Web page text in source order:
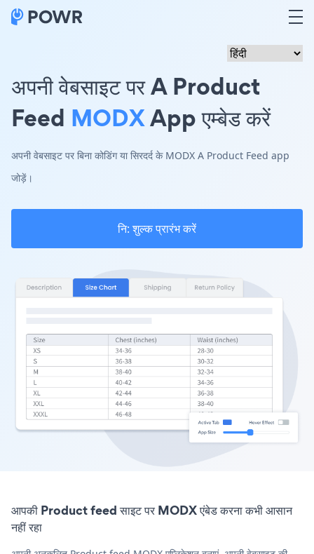
अपनी वेबसाइट पर A Product
Feed MODXApp एम्बेड करें
अपनी वेबसाइट पर बिना कोडिंग या सिरदर्द के MODX A Product Feed app
जोड़ें।
नि: शुल्क प्रारंभ करें
आपकी Product feed साइट पर MODX एंबेड करना कभी आसान
नहीं रहा